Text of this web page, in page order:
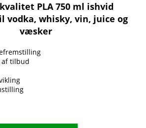
PLA 750 ml ishvid
vodka, whisky, vin, juice og
væsker
af tilbud